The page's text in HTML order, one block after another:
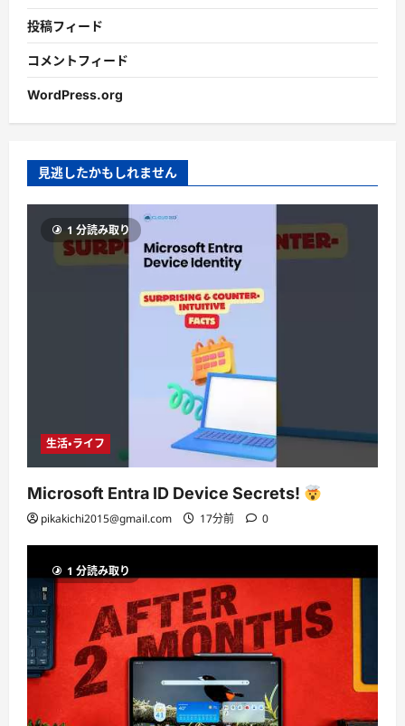
投稿フィード
コメントフィード
WordPress.org
見逃したかもしれません
1 分読み取り
生活・ライフ
Microsoft Entra ID Device Secrets!
pikakichi2015@gmail.com 17分前 0
1 分読み取り